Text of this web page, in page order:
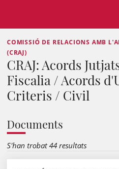
COMISSIÓ DE RELACIONS AMB
(CRAJ)
CRAJ: Acords
Fiscalia / Acords
Criteris / Civil
Documents
S'han trobat 44 resultats